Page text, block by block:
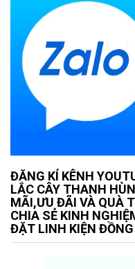
ĐĂNG KÍ KÊNH
LẮC CÂY THANH
MÃI,ƯU ĐÃI VÀ QUÀ
CHIA SẺ KINH
ĐẶT LINH KIỆN